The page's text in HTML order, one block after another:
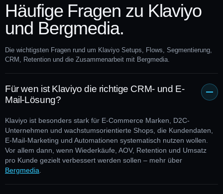
Häufige Fragen zu Klaviyo
und Bergmedia.
Die wichtigsten Fragen rund um Klaviyo Setups, Flows, Segmentierung,
CRM, Retention und die Zusammenarbeit mit Bergmedia.
Für wen ist Klaviyo die richtige CRM- und E-
Mail-Lösung?
Klaviyo ist besonders stark für E-Commerce Marken, D2C-
Unternehmen und wachstumsorientierte Shops, die Kundendaten,
E-Mail-Marketing und Automationen systematisch nutzen wollen.
Vor allem dann, wenn Wiederkäufe, AOV, Retention und Umsatz
pro Kunde gezielt verbessert werden sollen – mehr über
Bergmedia